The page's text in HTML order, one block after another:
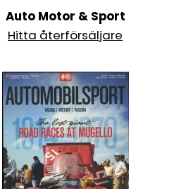
Auto Motor & Sport
Hitta återförsäljare